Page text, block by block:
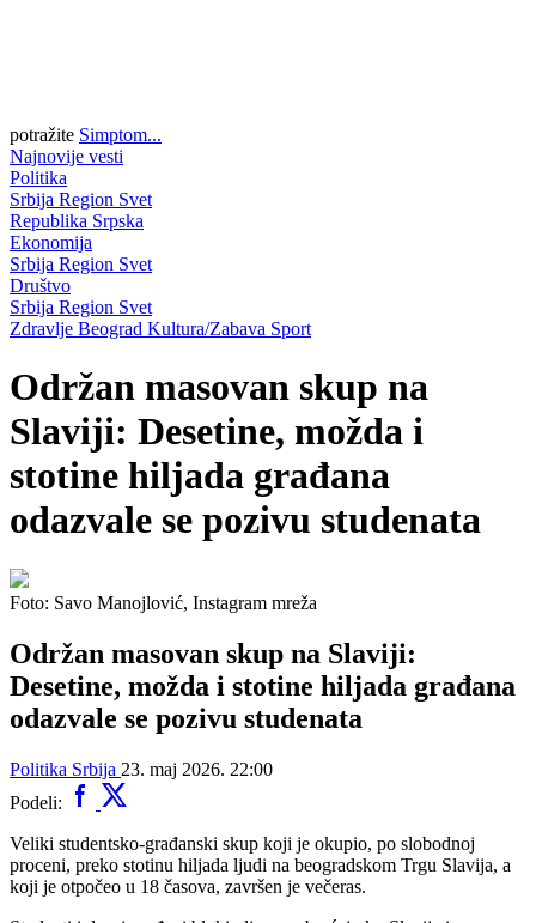
potražite Simptom...
Najnovije vesti
Politika
Srbija Region Svet
Republika Srpska
Ekonomija
Srbija Region Svet
Društvo
Srbija Region Svet
Zdravlje Beograd Kultura/Zabava Sport
Održan masovan skup na
Slaviji: Desetine, možda i
stotine hiljada građana
odazvale se pozivu studenata
Foto: Savo Manojlović, Instagram mreža
Održan masovan skup na Slaviji:
Desetine, možda i stotine hiljada građana
odazvale se pozivu studenata
Politika Srbija 23. maj 2026. 22:00
Podeli:
Veliki studentsko-građanski skup koji je okupio, po slobodnoj
proceni, preko stotinu hiljada ljudi na beogradskom Trgu Slavija, a
koji je otpočeo u 18 časova, završen je večeras.